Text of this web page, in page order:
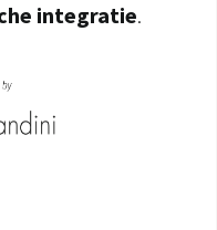
integratie.